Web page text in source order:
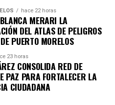
hace 22 horas
MERARI LA
DEL ATLAS DE PELIGROS
PUERTO MORELOS
23 horas
CONSOLIDA RED DE
PAZ PARA FORTALECER LA
CIUDADANA